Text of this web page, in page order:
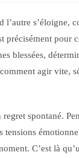
s’éloigne,
précisément pour
blessées,
agir vite,
spontané.
C’est là